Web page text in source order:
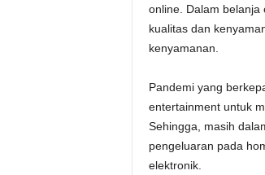
online. Dalam belanja
kualitas dan
kenyamanan.
Pandemi yang
entertainment untuk
Sehingga, masih
pengeluaran pada
elektronik.